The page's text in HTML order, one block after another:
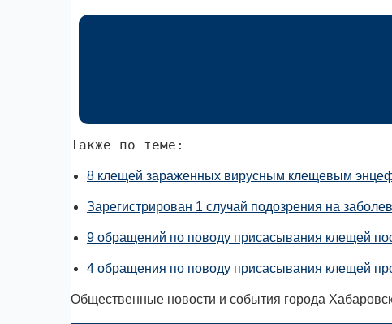
Также по теме:
8 клещей зараженных вирусным клещевым
Зарегистрирован 1 случай подозрения на
9 обращений по поводу присасывания клещей
4 обращения по поводу присасывания клещей
Общественные новости и события города